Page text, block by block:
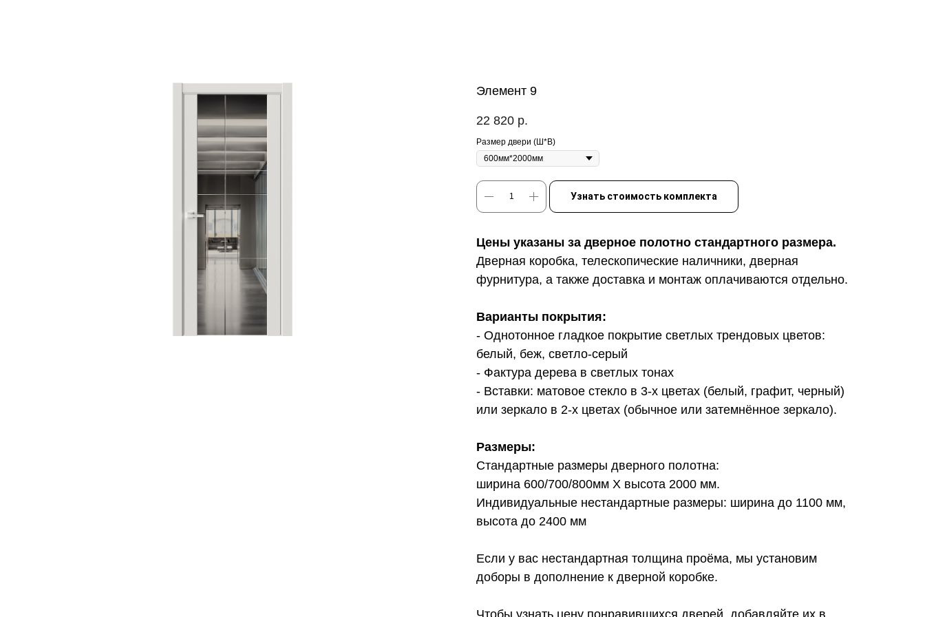
Элемент 9
22 820 р.
Размер двери (Ш*В)
Узнать стоимость комплекта
Цены указаны за дверное полотно стандартного размера.
Дверная коробка, телескопические наличники, дверная
фурнитура, а также доставка и монтаж оплачиваются отдельно.
Варианты покрытия:
- Однотонное гладкое покрытие светлых трендовых цветов:
белый, беж, светло-серый
- Фактура дерева в светлых тонах
- Вставки: матовое стекло в 3-х цветах (белый, графит, черный)
или зеркало в 2-х цветах (обычное или затемнённое зеркало).
Размеры:
Стандартные размеры дверного полотна:
ширина 600/700/800мм Х высота 2000 мм.
Индивидуальные нестандартные размеры: ширина до 1100 мм,
высота до 2400 мм
Если у вас нестандартная толщина проёма, мы установим
доборы в дополнение к дверной коробке.
Чтобы узнать цену понравившихся дверей, добавляйте их в